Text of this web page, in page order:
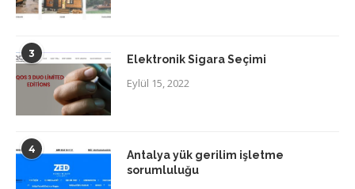
3 Elektronik Sigara Seçimi
Eylül 15, 2022
4
Antalya yük gerilim işletme
sorumluluğu